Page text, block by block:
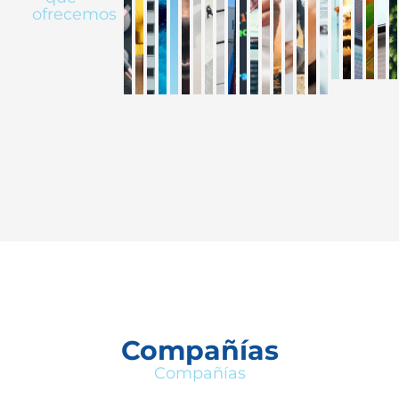
ofrecemos
Compañías
Compañías